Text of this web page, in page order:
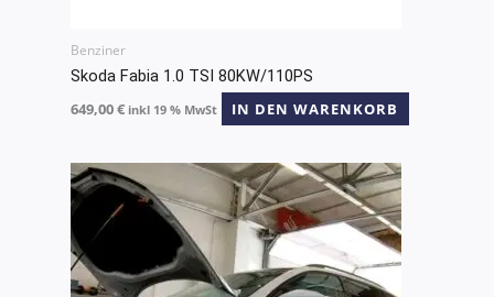
Benziner
Skoda Fabia 1.0 TSI 80KW/110PS
649,00€ inkl 19 % MwSt IN DEN WARENKORB